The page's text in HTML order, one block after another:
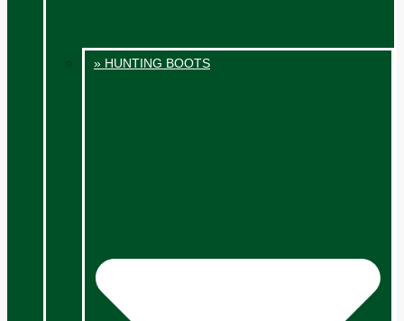
» HUNTING BOOTS